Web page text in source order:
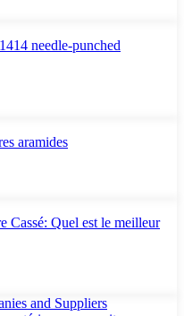
needle-punched
aramides
Cassé: Quel est le meilleur